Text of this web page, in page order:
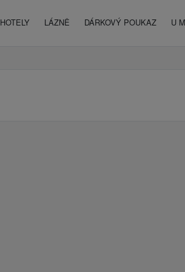
HOTELY LÁZNĚ DÁRKOVÝ POUKAZ U